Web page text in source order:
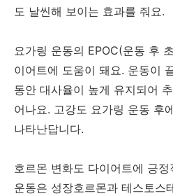
도 날씬해 보이는 효과를 줘요.
요가링 운동의 EPOC(운동 후
이어트에 도움이 돼요. 운동이
동안 대사율이 높게 유지되어
어나요. 고강도 요가링 운동 후
나타난답니다.
호르몬 변화도 다이어트에 긍
운동은 성장호르몬과 테스토스